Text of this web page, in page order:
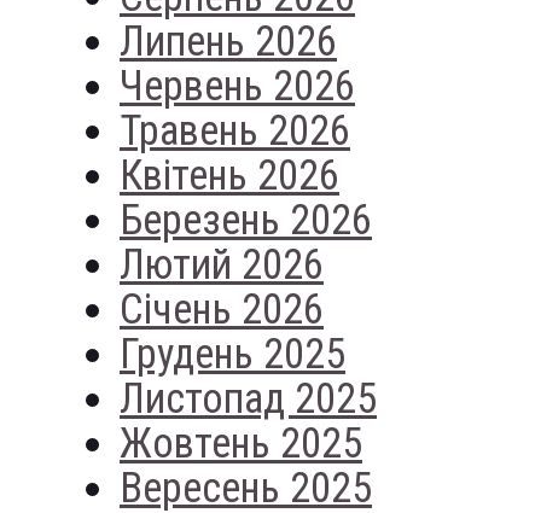
Липень 2026
Червень 2026
Травень 2026
Квітень 2026
Березень 2026
Лютий 2026
Січень 2026
Грудень 2025
Листопад 2025
Жовтень 2025
Вересень 2025